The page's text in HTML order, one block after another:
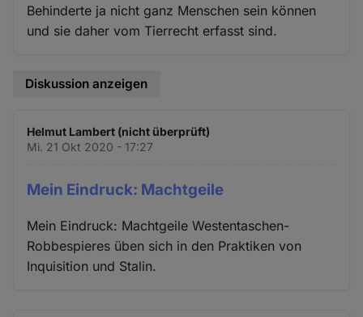
Behinderte ja nicht ganz Menschen sein können
und sie daher vom Tierrecht erfasst sind.
Diskussion anzeigen
Helmut Lambert (nicht überprüft)
Mi. 21 Okt 2020 - 17:27
Mein Eindruck: Machtgeile
Mein Eindruck: Machtgeile Westentaschen-
Robbespieres üben sich in den Praktiken von
Inquisition und Stalin.